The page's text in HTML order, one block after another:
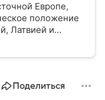
Европе,
положение
Латвией и
Поделиться